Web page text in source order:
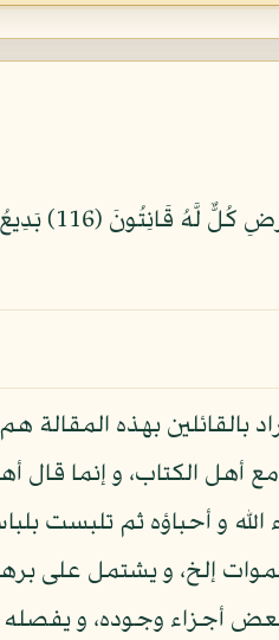
وَقَالُواْ اتَّخَذَ
بالقائلين بهذه المقالة
أهل الكتاب، و إنما قال
الله و أحباؤه ثم تلبست
إلخ، و يشتمل على
أجزاء وجوده، و